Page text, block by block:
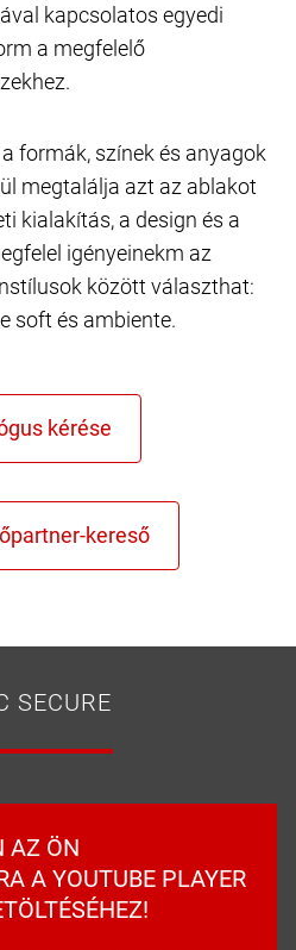
kapcsolatos egyedi
a megfelelő
formák, színek és anyagok
megtalálja azt az ablakot
kialakítás, a design és a
igényeinekm az
között választhat:
soft és ambiente.
SECURE
AZ ÖN
A YOUTUBE PLAYER